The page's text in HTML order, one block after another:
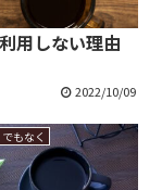
用しない理由
2022/10/09
もなく